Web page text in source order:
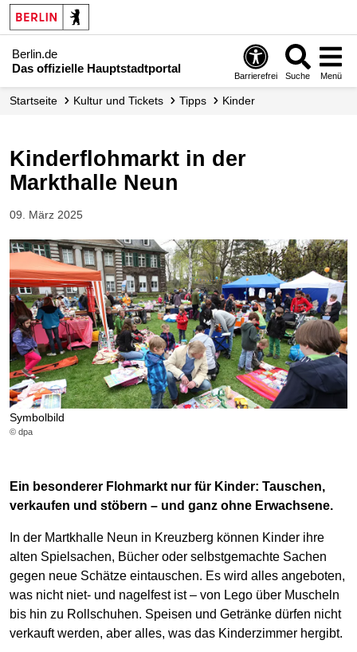
Berlin.de
Das offizielle Hauptstadtportal
Barrierefrei Suche Menü
Startseite Kultur und Tickets Tipps Kinder
Kinderflohmarkt in der
Markthalle Neun
09. März 2025
Symbolbild
© dpa
Ein besonderer Flohmarkt nur für Kinder: Tauschen,
verkaufen und stöbern – und ganz ohne Erwachsene.
In der Martkhalle Neun in Kreuzberg können Kinder ihre
alten Spielsachen, Bücher oder selbstgemachte Sachen
gegen neue Schätze eintauschen. Es wird alles angeboten,
was nicht niet- und nagelfest ist – von Lego über Muscheln
bis hin zu Rollschuhen. Speisen und Getränke dürfen nicht
verkauft werden, aber alles, was das Kinderzimmer hergibt.